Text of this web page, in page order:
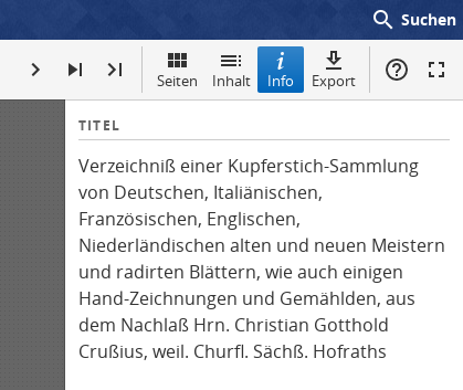
search Suchen
Seiten Inhalt Info Export
I
f
o
TITEL
Verzeichniß einer Kupferstich-Sammlung
von Deutschen, Italiänischen,
Französischen, Englischen,
Niederländischen alten und neuen Meistern
und radirten Blättern, wie auch einigen
Hand-Zeichnungen und Gemählden, aus
dem Nachlaß Hrn. Christian Gotthold
Crußius, weil. Churfl. Sächß. Hofraths